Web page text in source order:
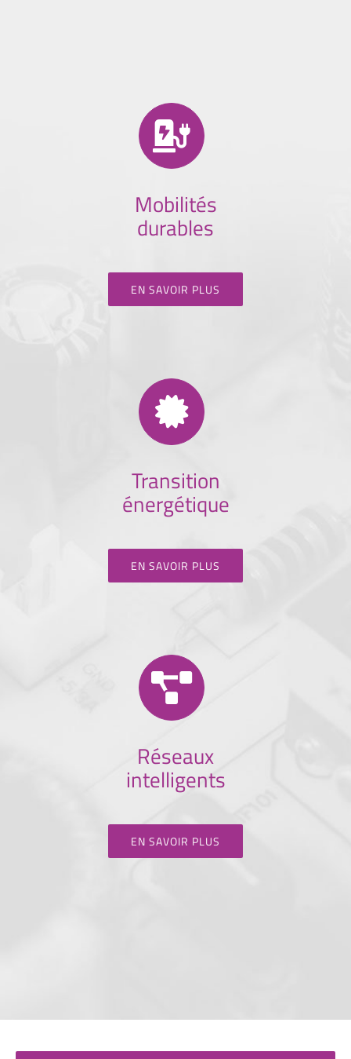
Mobilités
durables
EN SAVOIR PLUS
Transition
énergétique
EN SAVOIR PLUS
Réseaux
intelligents
EN SAVOIR PLUS